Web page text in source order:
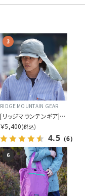
3
RIDGE MOUNTAIN GEAR
[リッジマウンテンギア]サンシェード 2026
￥5,400(税込)
4.5（6）
6